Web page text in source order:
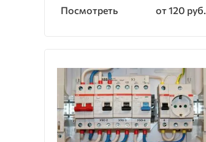
Посмотреть от 120 руб.